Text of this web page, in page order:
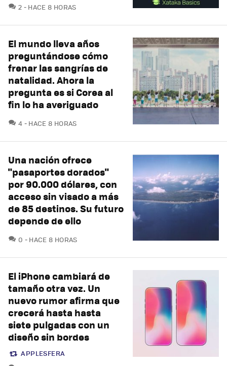
2 COMENTARIOS
HACE 8 HORAS
El mundo lleva años
preguntándose cómo
frenar las sangrías de
natalidad. Ahora la
pregunta es si Corea al
fin lo ha averiguado
4 COMENTARIOS
HACE 8 HORAS
Una nación ofrece
"pasaportes dorados"
por 90.000 dólares, con
acceso sin visado a más
de 85 destinos. Su futuro
depende de ello
0 COMENTARIOS
HACE 8 HORAS
El iPhone cambiará de
tamaño otra vez. Un
nuevo rumor afirma que
crecerá hasta hasta
siete pulgadas con un
diseño sin bordes
APPLESFERA